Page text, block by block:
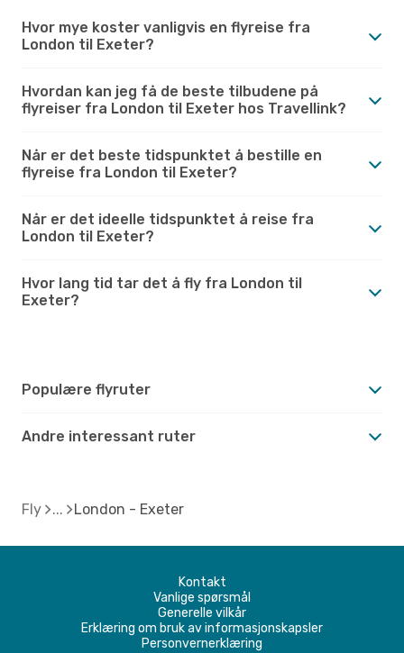
Hvor mye koster vanligvis en flyreise fra
London til Exeter?
Hvordan kan jeg få de beste tilbudene på
flyreiser fra London til Exeter hos Travellink?
Når er det beste tidspunktet å bestille en
flyreise fra London til Exeter?
Når er det ideelle tidspunktet å reise fra
London til Exeter?
Hvor lang tid tar det å fly fra London til
Exeter?
Populære flyruter
Andre interessant ruter
Fly London - Exeter
Kontakt
Vanlige spørsmål
Generelle vilkår
Erklæring om bruk av informasjonskapsler
Personvernerklæring